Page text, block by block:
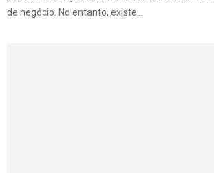
de negócio. No entanto, existe...